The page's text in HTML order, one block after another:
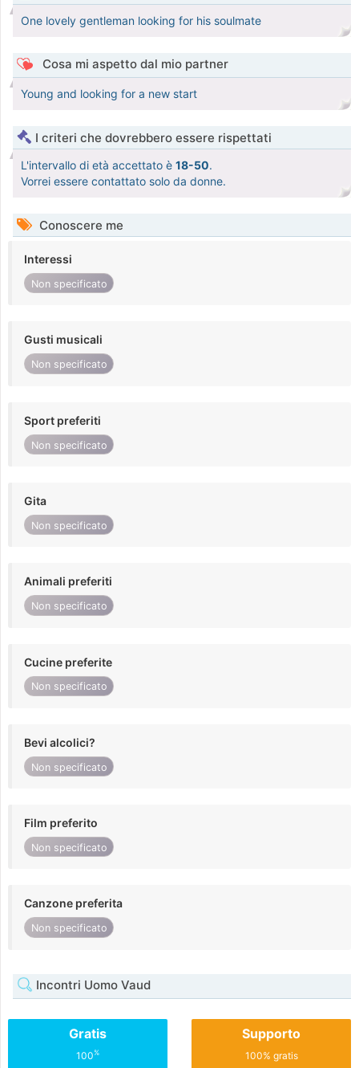
One lovely gentleman looking for his soulmate
Cosa mi aspetto dal mio partner
Young and looking for a new start
I criteri che dovrebbero essere rispettati
L'intervallo di età accettato è 18-50.
Vorrei essere contattato solo da donne.
Conoscere me
Interessi
Non specificato
Gusti musicali
Non specificato
Sport preferiti
Non specificato
Gita
Non specificato
Animali preferiti
Non specificato
Cucine preferite
Non specificato
Bevi alcolici?
Non specificato
Film preferito
Non specificato
Canzone preferita
Non specificato
Incontri Uomo Vaud
Gratis
100%
Supporto
100% gratis